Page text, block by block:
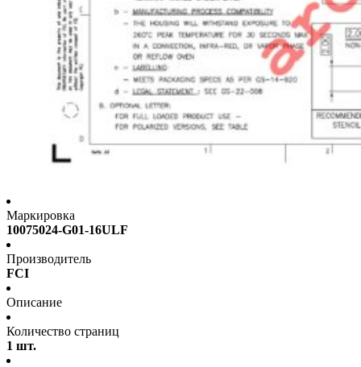
Маркировка
10075024-G01-16ULF
Производитель
FCI
Описание
Количество страниц
1 шт.